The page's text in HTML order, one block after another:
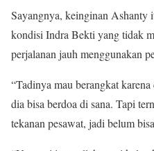
Sayangnya, keinginan Ashanty
kondisi Indra Bekti yang tidak
perjalanan jauh menggunakan
“Tadinya mau berangkat
dia bisa berdoa di sana. Tapi
tekanan pesawat, jadi belum